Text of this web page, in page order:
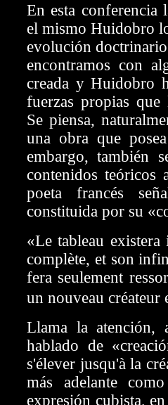
En esta conferencia
el mismo Huidobro
evolución
encontramos con
creada y Huidobro
fuerzas propias
Se piensa,
una obra que
embargo, también
contenidos teóricos
poeta francés
constituida por su
«Le tableau
complète, et son
fera seulement
un nouveau créateur
Llama la atención,
hablado de
s'élever jusqu'à la
más adelante
expresión cubista,